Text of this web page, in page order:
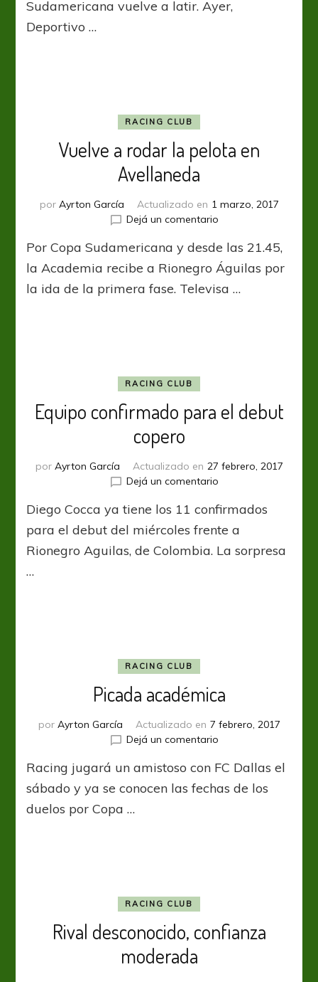
Sudamericana vuelve a latir. Ayer,
Deportivo …
RACING CLUB
Vuelve a rodar la pelota en
Avellaneda
por Ayrton García Actualizado en 1 marzo, 2017
Dejá un comentarioen
a
rodar
la
pelota
Por Copa Sudamericana y desde las 21.45,
la Academia recibe a Rionegro Águilas por
la ida de la primera fase. Televisa …
RACING CLUB
Equipo confirmado para el debut
copero
por Ayrton García Actualizado en 27 febrero, 2017
Dejá un comentarioen
confirmado
para
debut
Diego Cocca ya tiene los 11 confirmados
para el debut del miércoles frente a
Rionegro Aguilas, de Colombia. La sorpresa
…
RACING CLUB
Picada académica
por Ayrton García Actualizado en 7 febrero, 2017
Dejá un comentarioen
académica
Racing jugará un amistoso con FC Dallas el
sábado y ya se conocen las fechas de los
duelos por Copa …
RACING CLUB
Rival desconocido, confianza
moderada